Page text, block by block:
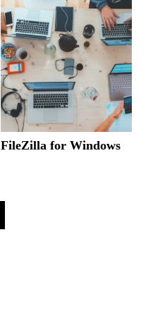
FileZilla for Windows